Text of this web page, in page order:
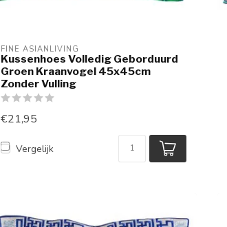
FINE ASIANLIVING
Kussenhoes Volledig Geborduurd
Groen Kraanvogel 45x45cm
Zonder Vulling
€21,95
Vergelijk